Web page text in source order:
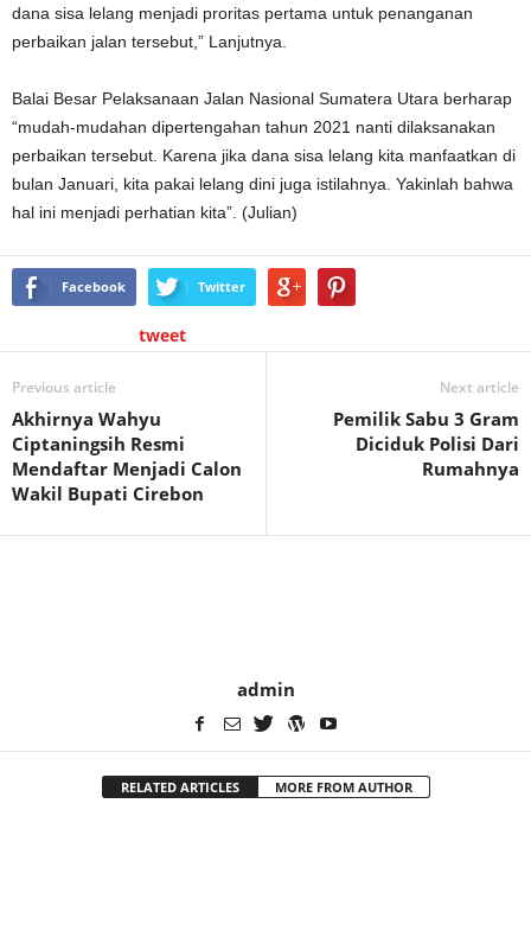
dana sisa lelang menjadi proritas pertama untuk penanganan
perbaikan jalan tersebut,” Lanjutnya.
Balai Besar Pelaksanaan Jalan Nasional Sumatera Utara berharap
“mudah-mudahan dipertengahan tahun 2021 nanti dilaksanakan
perbaikan tersebut. Karena jika dana sisa lelang kita manfaatkan di
bulan Januari, kita pakai lelang dini juga istilahnya. Yakinlah bahwa
hal ini menjadi perhatian kita”. (Julian)
Facebook Twitter
tweet
Previous article
Akhirnya Wahyu
Ciptaningsih Resmi
Mendaftar Menjadi Calon
Wakil Bupati Cirebon
Next article
Pemilik Sabu 3 Gram
Diciduk Polisi Dari
Rumahnya
admin
RELATED ARTICLES MORE FROM AUTHOR